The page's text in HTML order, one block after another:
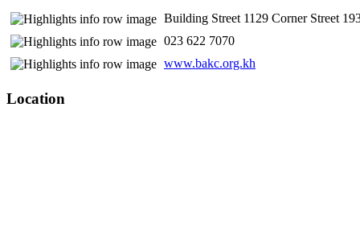
Building Street 1129 Corner Street
​ 023 622 7070
www.bakc.org.kh
Location